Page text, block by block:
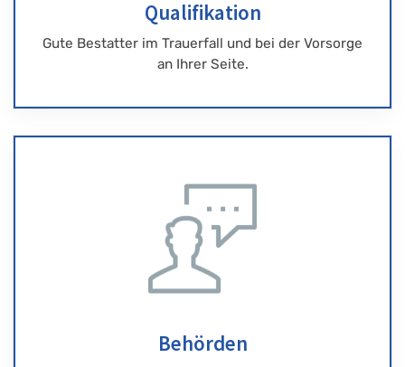
Qualifikation
Gute Bestatter im Trauerfall und bei der Vorsorge
an Ihrer Seite.
Behörden